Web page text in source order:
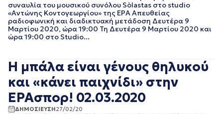
ΜΑΡΤΙΟΣ 2024
ΦΕΒΡΟΥΑΡΙΟΣ 2024
ΙΑΝΟΥΑΡΙΟΣ 2024
ΔΕΚΕΜΒΡΙΟΣ 2023
ΟΚΤΩΒΡΙΟΣ 2023
ΣΕΠΤΕΜΒΡΙΟΣ 2023
ΑΥΓΟΥΣΤΟΣ 2023
ΙΟΥΛΙΟΣ 2023
ΙΟΥΝΙΟΣ 2023
συναυλία του μουσικού συνόλου Sòlastas στο studio
«Αντώνης Κοντογεωργίου» της ΕΡΑ Απευθείας
ραδιοφωνική και διαδικτυακή μετάδοση Δευτέρα 9
Μαρτίου 2020, ώρα 19:00 Τη Δευτέρα 9 Μαρτίου 2020 και
ώρα 19:00 στο Studio...
Η μπάλα είναι γένους θηλυκού
και «κάνει παιχνίδι» στην
ΕΡΑσπορ! 02.03.2020
ΔΗΜΟΣΙΕΥΣΗ27/02/20